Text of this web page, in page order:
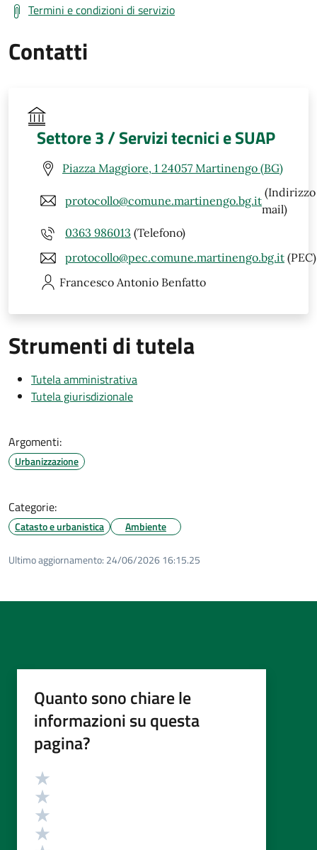
Termini e condizioni di servizio
Contatti
Settore 3 / Servizi tecnici e SUAP
Piazza Maggiore, 1 24057 Martinengo (BG)
protocollo@comune.martinengo.bg.it
(Indirizzo
mail)
0363 986013 (Telefono)
protocollo@pec.comune.martinengo.bg.it (PEC)
Francesco Antonio Benfatto
Strumenti di tutela
Tutela amministrativa
Tutela giurisdizionale
Argomenti:
Urbanizzazione
Categorie:
Catasto e urbanistica Ambiente
Ultimo aggiornamento: 24/06/2026 16:15.25
Quanto sono chiare le
informazioni su questa
pagina?
Valutazione